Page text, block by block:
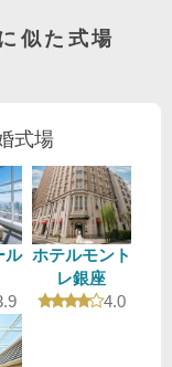
似た式場
式場
ル
コミ評価
ホテルモント
レ銀座
口コミ評
4.0